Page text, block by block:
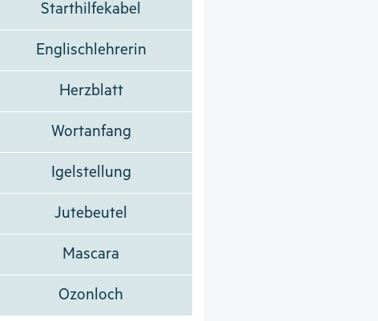
Starthilfekabel
Englischlehrerin
Herzblatt
Wortanfang
Igelstellung
Jutebeutel
Mascara
Ozonloch